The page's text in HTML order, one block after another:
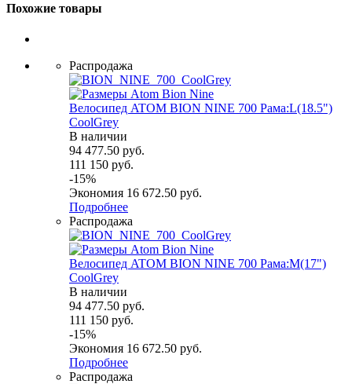
Похожие товары
Распродажа
Велосипед ATOM BION NINE 700 Рама:L(18.5")
СoolGrey
В наличии
94 477.50 руб.
111 150 руб.
-15%
Экономия 16 672.50 руб.
Подробнее
Распродажа
Велосипед ATOM BION NINE 700 Рама:M(17")
СoolGrey
В наличии
94 477.50 руб.
111 150 руб.
-15%
Экономия 16 672.50 руб.
Подробнее
Распродажа